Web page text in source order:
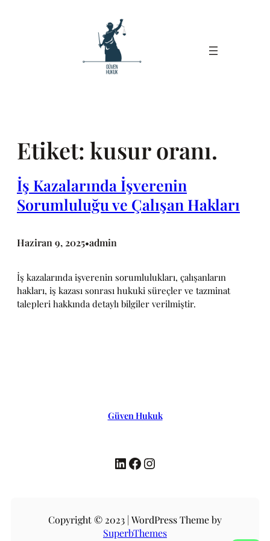
Etiket: kusur oranı.
İş Kazalarında İşverenin
Sorumluluğu ve Çalışan Hakları
Haziran 9, 2025•admin
İş kazalarında işverenin sorumlulukları, çalışanların
hakları, iş kazası sonrası hukuki süreçler ve tazminat
talepleri hakkında detaylı bilgiler verilmiştir.
Güven Hukuk
LinkedIn Facebook Instagram
Copyright © 2023 | WordPress Theme by
SuperbThemes